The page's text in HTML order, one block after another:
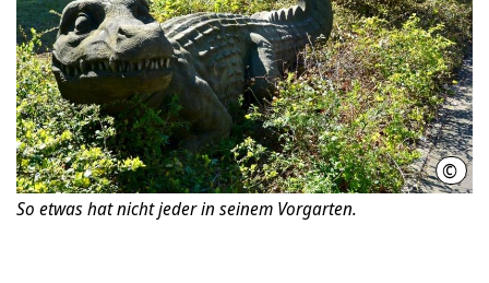
©
So etwas hat nicht jeder in seinem Vorgarten.